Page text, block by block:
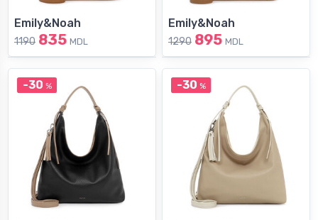
Emily&Noah
1190 835 MDL
Emily&Noah
1290 895 MDL
-30 % -30 %